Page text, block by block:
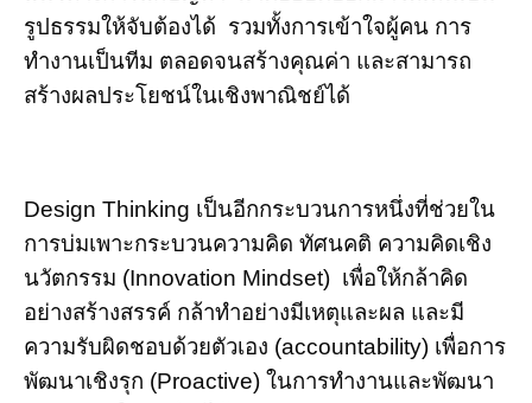
รูปธรรมให้จับต้องได้ รวมทั้งการเข้าใจผู้คน การ
ทำงานเป็นทีม ตลอดจนสร้างคุณค่า และสามารถ
สร้างผลประโยชน์ในเชิงพาณิชย์ได้
Design Thinking เป็นอีกกระบวนการหนึ่งที่ช่วยใน
การบ่มเพาะกระบวนความคิด ทัศนคติ ความคิดเชิง
นวัตกรรม (Innovation Mindset) เพื่อให้กล้าคิด
อย่างสร้างสรรค์ กล้าทำอย่างมีเหตุและผล และมี
ความรับผิดชอบด้วยตัวเอง (accountability) เพื่อการ
พัฒนาเชิงรุก (Proactive) ในการทำงานและพัฒนา